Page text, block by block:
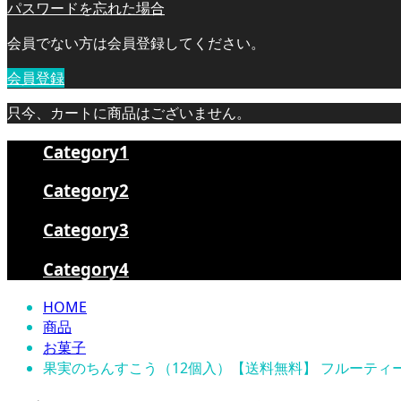
パスワードを忘れた場合
会員でない方は会員登録してください。
会員登録
只今、カートに商品はございません。
Category1
Category2
Category3
Category4
HOME
商品
お菓子
果実のちんすこう（12個入）【送料無料】 フルーティ